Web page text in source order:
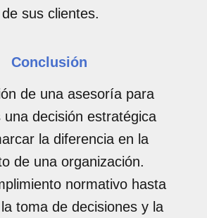
sus clientes.
Conclusión
de una asesoría para
decisión estratégica
la diferencia en la
de una organización.
normativo hasta
toma de decisiones y la